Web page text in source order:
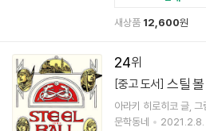
새상품 12,600원
24
[중고 도서] 스틸
아라키 히로히코 글, 그
문학동네
2021.2.8.